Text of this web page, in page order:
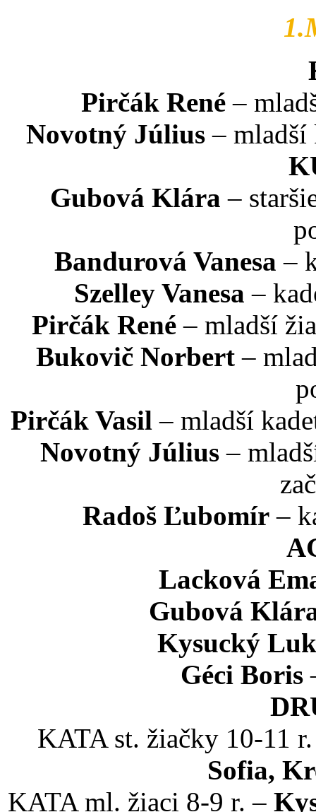
Pirčák René–
Novotný Július – mladší
Gubová Klára –
Bandurová Vanesa –
Szelley Vanesa –
Pirčák René– mladší
Bukovič Norbert –
Pirčák Vasil – mladší
Novotný Július–
Radoš Ľubomír–
Lacková
Gubová
Kysucký
Géci Boris
KATA st. žiačky 10-11
Sofia,
KATA ml. žiaci 8-9 r. –